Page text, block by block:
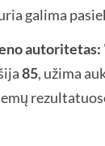
galima
autoritetas:
85, užima